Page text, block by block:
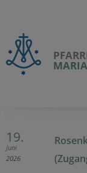
19.
Juni
2026